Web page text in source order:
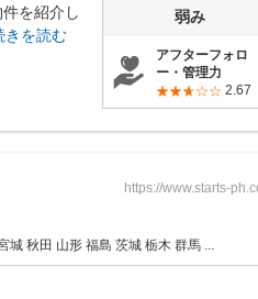
を紹介し
きを読む
弱み
アフターフォロ
ー・管理力
2.67
城 秋田 山形 福島 茨城 栃木 群馬 ...
https://www.starts-